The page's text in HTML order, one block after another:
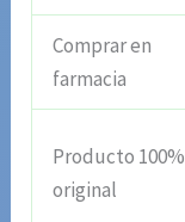
Comprar en
farmacia
Producto 100%
original